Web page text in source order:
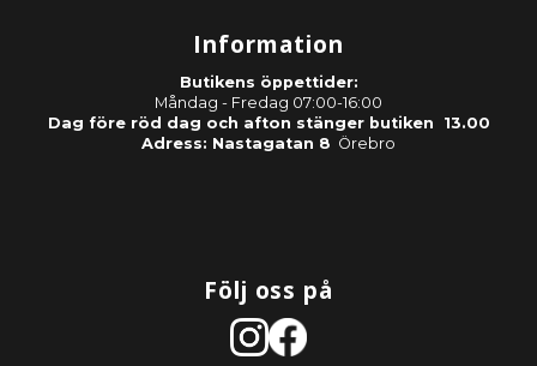
Information
Butikens öppettider:
Måndag - Fredag 07:00-16:00
Dag före röd dag och afton stänger butiken 13.00
Adress: Nastagatan 8 Örebro
Följ oss på